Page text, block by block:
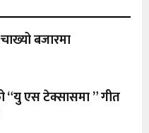
बजारमा
“यु एस टेक्सासमा ” गीत